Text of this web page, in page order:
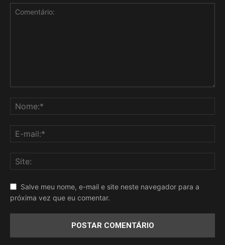
Salve meu nome, e-mail e site neste navegador para a
próxima vez que eu comentar.